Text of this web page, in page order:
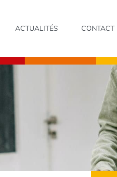
ACTUALITÉS CONTACT